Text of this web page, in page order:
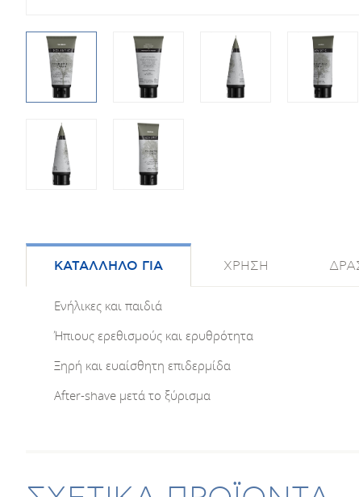
ΚΑΤΑΛΛΗΛΟ ΓΙΑ ΧΡΗΣΗ
Ενήλικες και παιδιά
Ήπιους ερεθισμούς και ερυθρότητα
Ξηρή και ευαίσθητη επιδερμίδα
After-shave μετά το ξύρισμα